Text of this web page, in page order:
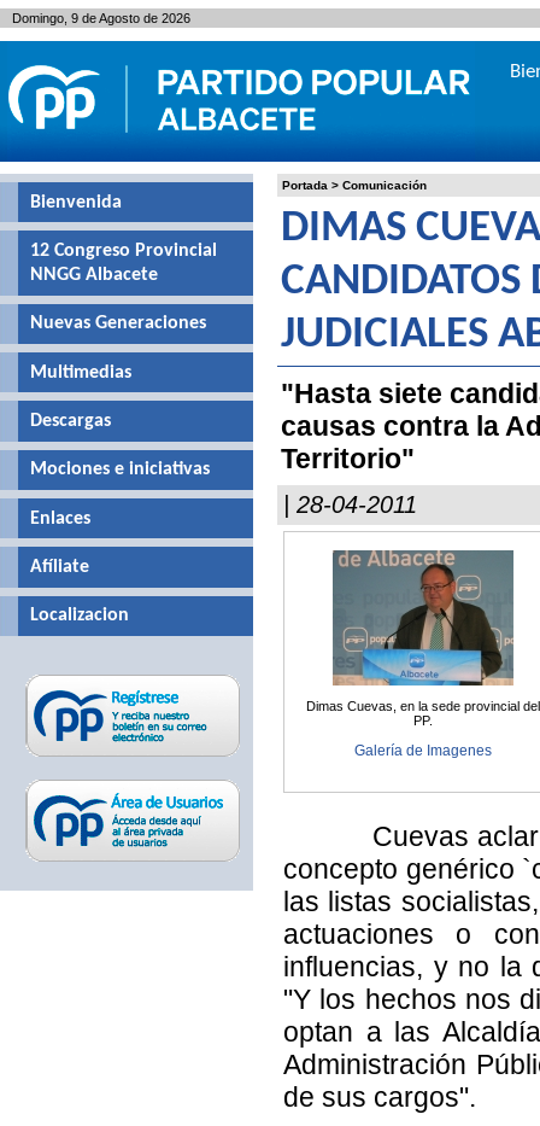
Portada > Comunicación
DIMAS
CANDIDATOS
JUDICIALES
"Hasta siete
causas contra la
Territorio"
| 28-04-2011
Dimas Cuevas, en la sede provincial del
PP.
Galería de Imagenes
Cuevas aclaró
concepto genérico
las listas
actuaciones o
influencias, y no la
"Y los hechos nos
optan a las
Administración
de sus cargos".
Bienvenida
12 Congreso Provincial
NNGG Albacete
Nuevas Generaciones
Multimedias
Descargas
Mociones e iniciativas
Enlaces
Afíliate
Localizacion
Domingo, 9 de Agosto de 2026